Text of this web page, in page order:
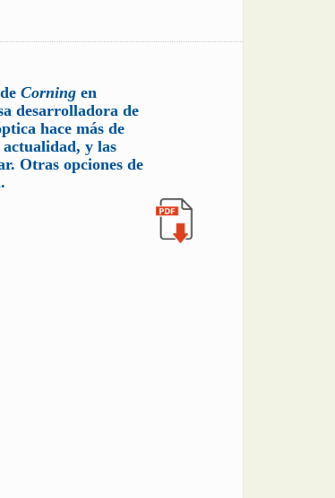
Corning en
desarrolladora de
hace más de
y las
Otras opciones de